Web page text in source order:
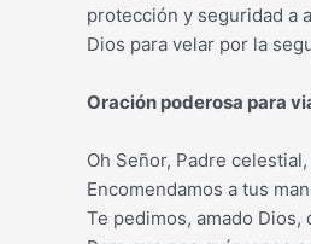
protección y seguridad a
Dios para velar por la
Oración poderosa para
Oh Señor, Padre celestial,
Encomendamos a tus
Te pedimos, amado